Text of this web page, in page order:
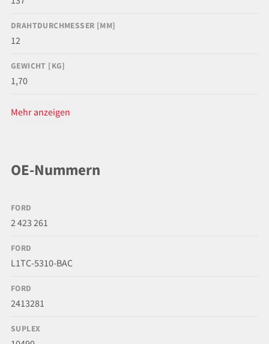
DRAHTDURCHMESSER [MM]
12
GEWICHT [KG]
1,70
Mehr anzeigen
OE-Nummern
FORD
2 423 261
FORD
L1TC-5310-BAC
FORD
2413281
SUPLEX